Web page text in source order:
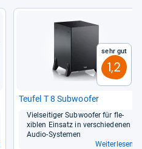
Sehr gut
1,2
Teu­fel T 8 Sub­woofer
Viel­sei­ti­ger Sub­woofer für fle­
xiblen Ein­satz in ver­schie­de­nen
Audio-​Sys­te­men
Weiterlesen